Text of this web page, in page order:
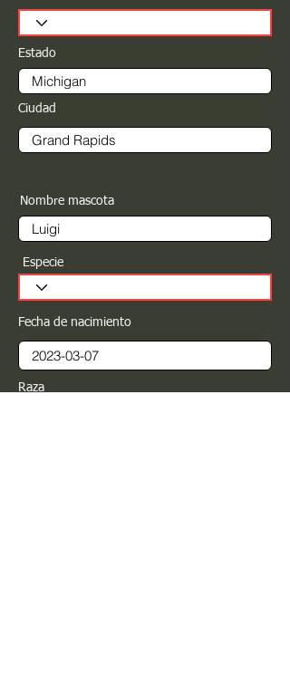
Estado
Ciudad
Nombre mascota
Especie
Fecha de nacimiento
Raza